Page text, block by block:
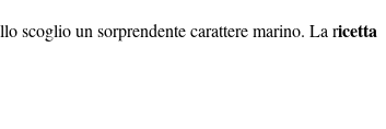
scoglio un sorprendente carattere marino. La ricetta